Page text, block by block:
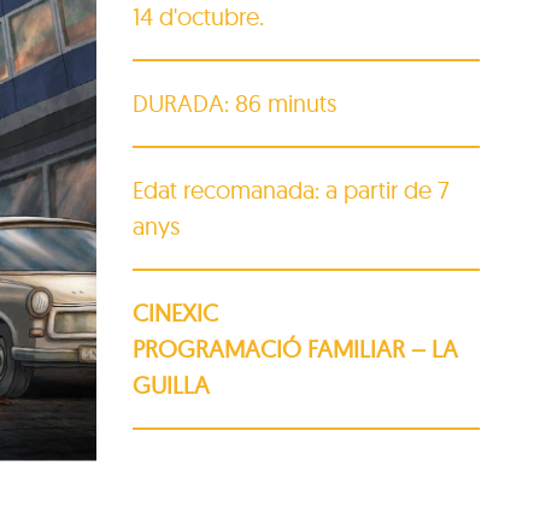
14 d'octubre.
DURADA: 86 minuts
Edat recomanada: a partir de 7
anys
CINEXIC
PROGRAMACIÓ FAMILIAR – LA
GUILLA